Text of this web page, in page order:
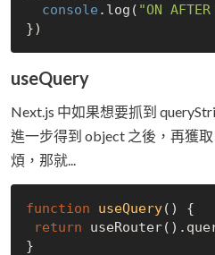
console .log( "ON
useQuery
Next.js 中如果想要抓到
進一步得到 object 之後，再獲
煩，那就...
function useQuery( ) {
return
}